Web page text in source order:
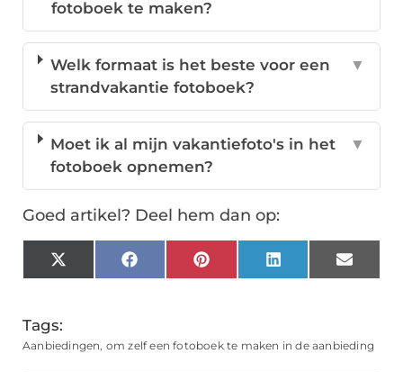
fotoboek te maken?
Welk formaat is het beste voor een
strandvakantie fotoboek?
▼
Moet ik al mijn vakantiefoto's in het
fotoboek opnemen?
▼
Goed artikel? Deel hem dan op:
X
(Twitter)
FacebookPinterestLinkedInEmail
Tags:
Aanbiedingen, om zelf een fotoboek te maken in de aanbieding